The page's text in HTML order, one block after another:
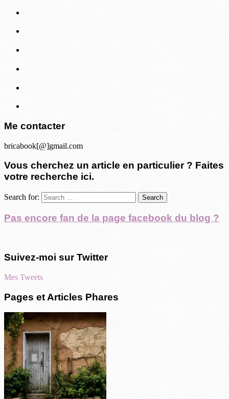
Me contacter
bricabook[@]gmail.com
Vous cherchez un article en particulier ? Faites
votre recherche ici.
Search for:
Pas encore fan de la page facebook du blog ?
Suivez-moi sur Twitter
Mes Tweets
Pages et Articles Phares